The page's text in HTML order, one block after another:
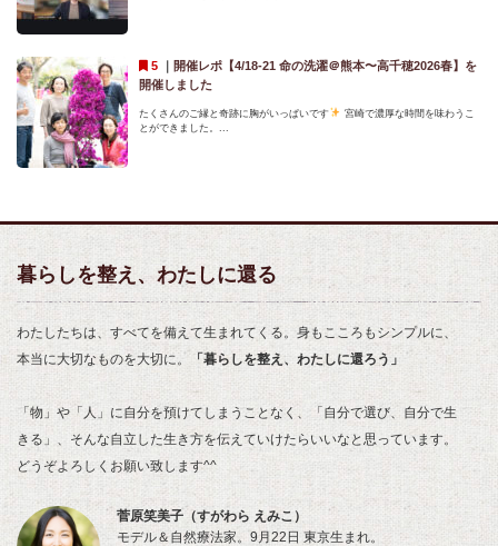
｜ 開催レポ【4/18-21 命の洗濯＠熊本〜高千穂2026春】を
開催しました
たくさんのご縁と奇跡に胸がいっぱいです
宮崎で濃厚な時間を味わうこ
とができました。...
暮らしを整え、わたしに還る
わたしたちは、すべてを備えて生まれてくる。身もこころもシンプルに、
本当に大切なものを大切に。
「暮らしを整え、わたしに還ろう」
「物」や「人」に自分を預けてしまうことなく、「自分で選び、自分で生
きる」、そんな自立した生き方を伝えていけたらいいなと思っています。
どうぞよろしくお願い致します^^
菅原笑美子（すがわら えみこ）
モデル＆自然療法家。9月22日 東京生まれ。